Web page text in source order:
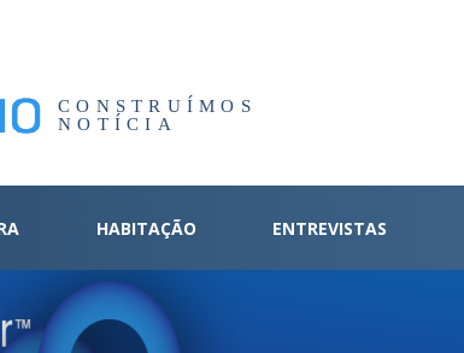
CONSTRUÍMOS
NOTÍCIA
HABITAÇÃO ENTREVISTAS